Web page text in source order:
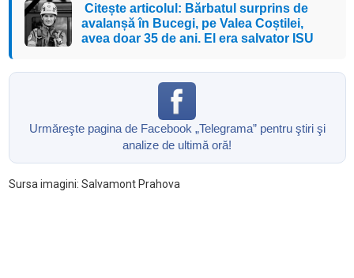
Citește articolul: Bărbatul surprins de
avalanșă în Bucegi, pe Valea Coștilei,
avea doar 35 de ani. El era salvator ISU
Urmăreşte pagina de Facebook „Telegrama” pentru ştiri şi
analize de ultimă oră!
Sursa imagini: Salvamont Prahova